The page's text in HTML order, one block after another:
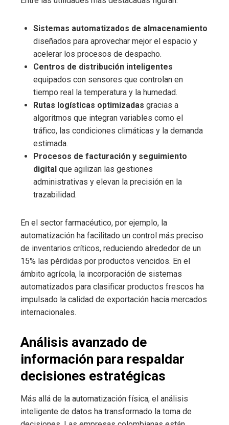
Sistemas automatizados de almacenamiento
diseñados para aprovechar mejor el espacio y
acelerar los procesos de despacho.
Centros de distribución inteligentes
equipados con sensores que controlan en
tiempo real la temperatura y la humedad.
Rutas logísticas optimizadas gracias a
algoritmos que integran variables como el
tráfico, las condiciones climáticas y la demanda
estimada.
Procesos de facturación y seguimiento
digital que agilizan las gestiones
administrativas y elevan la precisión en la
trazabilidad.
En el sector farmacéutico, por ejemplo, la
automatización ha facilitado un control más preciso
de inventarios críticos, reduciendo alrededor de un
15% las pérdidas por productos vencidos. En el
ámbito agrícola, la incorporación de sistemas
automatizados para clasificar productos frescos ha
impulsado la calidad de exportación hacia mercados
internacionales.
Análisis avanzado de
información para respaldar
decisiones estratégicas
Más allá de la automatización física, el análisis
inteligente de datos ha transformado la toma de